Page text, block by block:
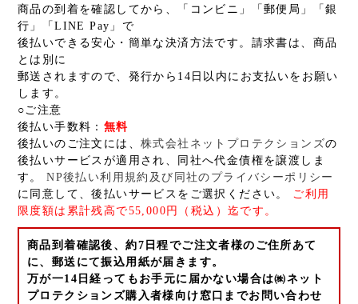
商品の到着を確認してから、「コンビニ」「郵便局」「銀
行」「LINE Pay」で
後払いできる安心・簡単な決済方法です。請求書は、商品
とは別に
郵送されますので、発行から14日以内にお支払いをお願い
します。
○ご注意
後払い手数料： 無料
後払いのご注文には、 株式会社ネットプロテクションズの
後払いサービスが適用され、同社へ代金債権を譲渡しま
す。NP後払い利用規約及び同社のプライバシーポリシー
に同意して、後払いサービスをご選択ください。 ご利用
限度額は累計残高で55,000円（税込）迄です。
商品到着確認後、約7日程でご注文者様のご住所あて
に、郵送にて振込用紙が届きます。
万が一14日経ってもお手元に届かない場合は㈱ネット
プロテクションズ購入者様向け窓口までお問い合わせ